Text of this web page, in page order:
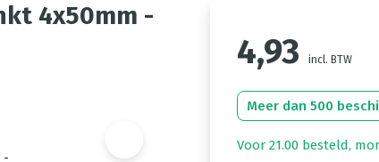
4x50mm -
4,93 incl. BTW
Meer dan 500
Voor 21.00 besteld,